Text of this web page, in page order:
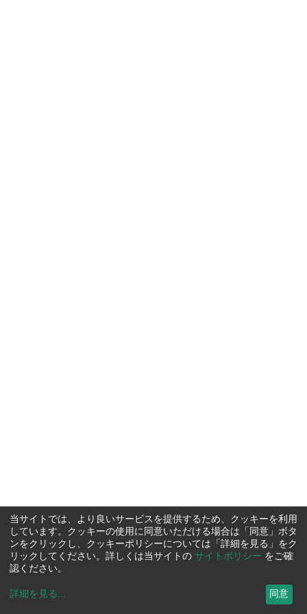
当サイトでは、より良いサービスを提供するため、クッキーを利用
しています。クッキーの使用に同意いただける場合は「同意」ボタ
ンをクリックし、クッキーポリシーについては「詳細を見る」をク
リックしてください。詳しくは当サイトの サイトポリシー をご確
認ください。
詳細を見る ... 同意